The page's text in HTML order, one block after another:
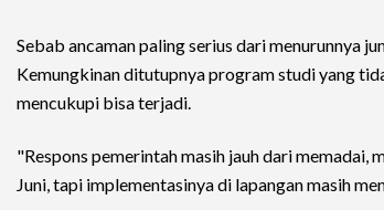
Sebab ancaman paling serius dari menurunnya
Kemungkinan ditutupnya program studi yang
mencukupi bisa terjadi.
"Respons pemerintah masih jauh dari memadai,
Juni, tapi implementasinya di lapangan masih